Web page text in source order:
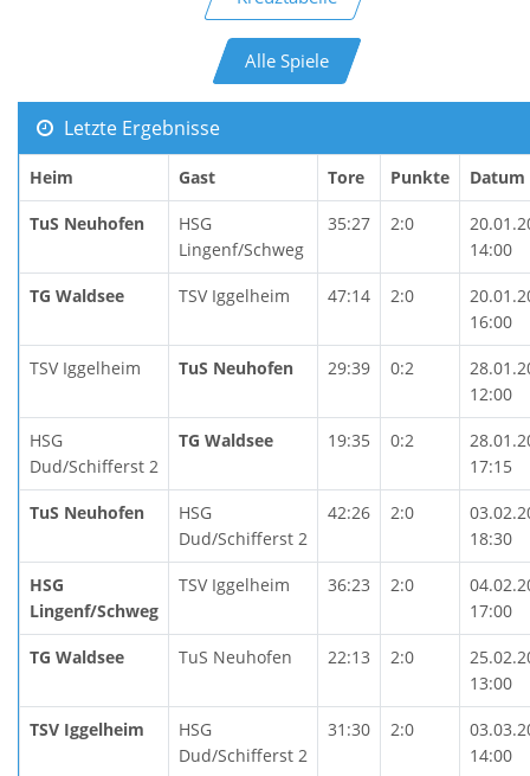
Alle Spiele
Letzte Ergebnisse
Heim Gast Tore Punkte Datum
TuS Neuhofen
HSG
Lingenf/Schweg
35:27 2:0
14:00
TG Waldsee TSV Iggelheim 47:14 2:0
16:00
TSV Iggelheim TuS Neuhofen 29:39 0:2
12:00
HSG
Dud/Schifferst 2
TG Waldsee 19:35 0:2
17:15
TuS Neuhofen
HSG
Dud/Schifferst 2
42:26 2:0
18:30
HSG
Lingenf/Schweg
TSV Iggelheim 36:23 2:0
17:00
TG Waldsee TuS Neuhofen 22:13 2:0
13:00
TSV Iggelheim
HSG
Dud/Schifferst 2
31:30 2:0
14:00